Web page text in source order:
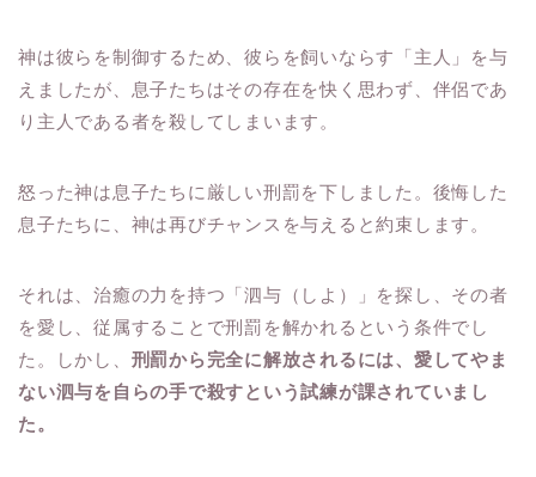
神は彼らを制御するため、彼らを飼いならす「主人」を与
えましたが、息子たちはその存在を快く思わず、伴侶であ
り主人である者を殺してしまいます。
怒った神は息子たちに厳しい刑罰を下しました。後悔した
息子たちに、神は再びチャンスを与えると約束します。
それは、治癒の力を持つ「泗与（しよ）」を探し、その者
を愛し、従属することで刑罰を解かれるという条件でし
た。しかし、 刑罰から完全に解放されるには、愛してやま
ない泗与を自らの手で殺すという試練が課されていまし
た。